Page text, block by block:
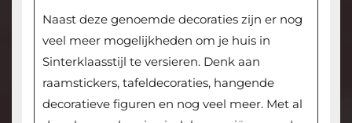
Naast deze genoemde decoraties zijn er nog
veel meer mogelijkheden om je huis in
Sinterklaasstijl te versieren. Denk aan
raamstickers, tafeldecoraties, hangende
decoratieve figuren en nog veel meer. Met al